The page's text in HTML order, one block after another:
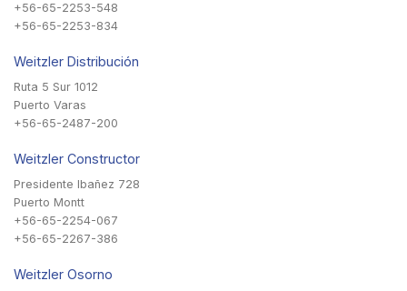
+56-65-2253-548
+56-65-2253-834
Weitzler Distribución
Ruta 5 Sur 1012
Puerto Varas
+56-65-2487-200
Weitzler Constructor
Presidente Ibañez 728
Puerto Montt
+56-65-2254-067
+56-65-2267-386
Weitzler Osorno